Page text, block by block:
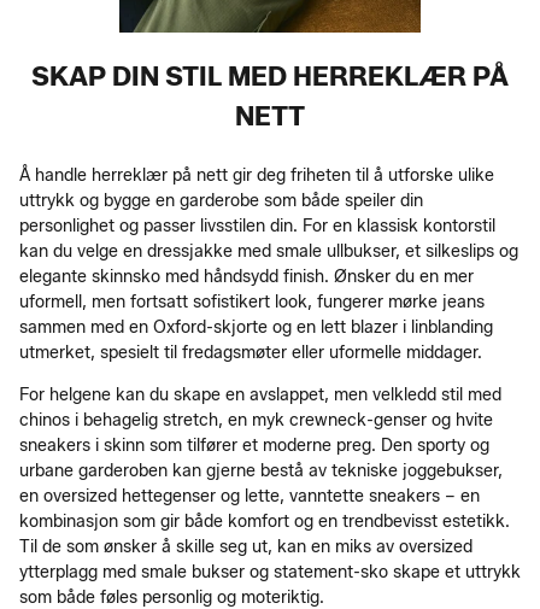
SKAP DIN STIL MED HERREKLÆR PÅ
NETT
Å handle herreklær på nett gir deg friheten til å utforske ulike
uttrykk og bygge en garderobe som både speiler din
personlighet og passer livsstilen din. For en klassisk kontorstil
kan du velge en dressjakke med smale ullbukser, et silkeslips og
elegante skinnsko med håndsydd finish. Ønsker du en mer
uformell, men fortsatt sofistikert look, fungerer mørke jeans
sammen med en Oxford-skjorte og en lett blazer i linblanding
utmerket, spesielt til fredagsmøter eller uformelle middager.
For helgene kan du skape en avslappet, men velkledd stil med
chinos i behagelig stretch, en myk crewneck-genser og hvite
sneakers i skinn som tilfører et moderne preg. Den sporty og
urbane garderoben kan gjerne bestå av tekniske joggebukser,
en oversized hettegenser og lette, vanntette sneakers – en
kombinasjon som gir både komfort og en trendbevisst estetikk.
Til de som ønsker å skille seg ut, kan en miks av oversized
ytterplagg med smale bukser og statement-sko skape et uttrykk
som både føles personlig og moteriktig.